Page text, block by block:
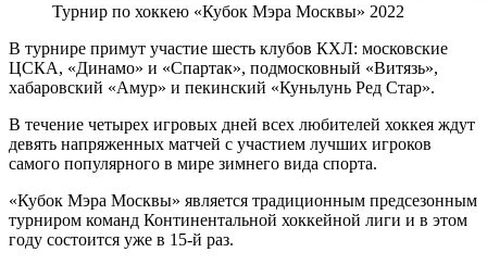
Турнир по хоккею «Кубок Мэра Москвы» 2022
В турнире примут участие шесть клубов КХЛ: московские
ЦСКА, «Динамо» и «Спартак», подмосковный «Витязь»,
хабаровский «Амур» и пекинский «Куньлунь Ред Стар».
В течение четырех игровых дней всех любителей хоккея ждут
девять напряженных матчей с участием лучших игроков
самого популярного в мире зимнего вида спорта.
«Кубок Мэра Москвы» является традиционным предсезонным
турниром команд Континентальной хоккейной лиги и в этом
году состоится уже в 15-й раз.